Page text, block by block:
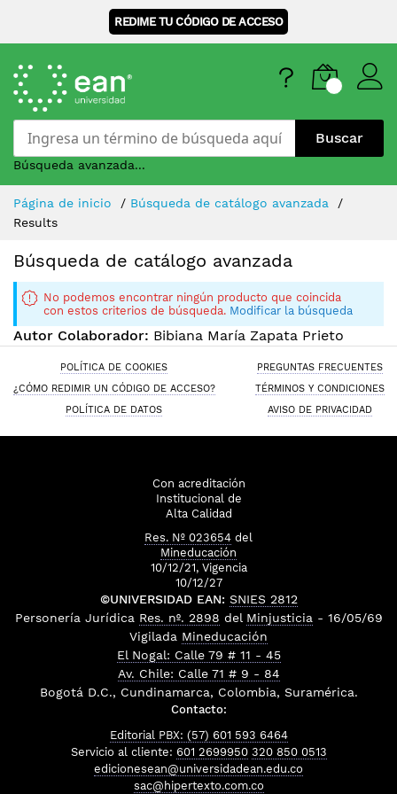
REDIME TU CÓDIGO DE ACCESO
Buscar
Búsqueda avanzada...
Skip
Content
Página de inicio
Búsqueda de catálogo avanzada
Results
Búsqueda de catálogo avanzada
No podemos encontrar ningún producto que coincida
con estos criterios de búsqueda. Modificar la búsqueda
Autor Colaborador: Bibiana María Zapata Prieto
POLÍTICA DE COOKIES
PREGUNTAS FRECUENTES
¿CÓMO REDIMIR UN CÓDIGO DE ACCESO?
TÉRMINOS Y CONDICIONES
POLÍTICA DE DATOS
AVISO DE PRIVACIDAD
Con acreditación
Institucional de
Alta Calidad
Res. Nº 023654 del
Mineducación
10/12/21, Vigencia
10/12/27
©UNIVERSIDAD EAN: SNIES 2812
Personería Jurídica Res. nº. 2898 del Minjusticia - 16/05/69
Vigilada Mineducación
El Nogal: Calle 79 # 11 - 45
Av. Chile: Calle 71 # 9 - 84
Bogotá D.C., Cundinamarca, Colombia, Suramérica.
Contacto:
Editorial PBX: (57) 601 593 6464
Servicio al cliente: 601 2699950 320 850 0513
edicionesean@universidadean.edu.co
sac@hipertexto.com.co